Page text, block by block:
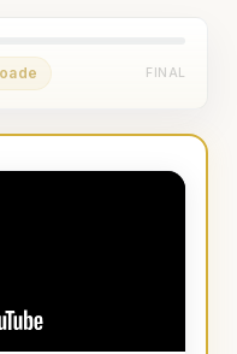
FINAL